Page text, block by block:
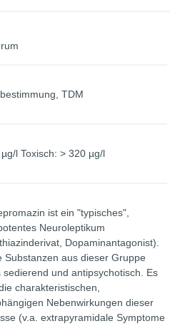
TDM
l Toxisch: > 320 µg/l
ist ein "typisches",
Neuroleptikum
Dopaminantagonist).
Substanzen aus dieser Gruppe
sedierend und antipsychotisch. Es
charakteristischen,
Nebenwirkungen dieser
(v.a. extrapyramidale Symptome